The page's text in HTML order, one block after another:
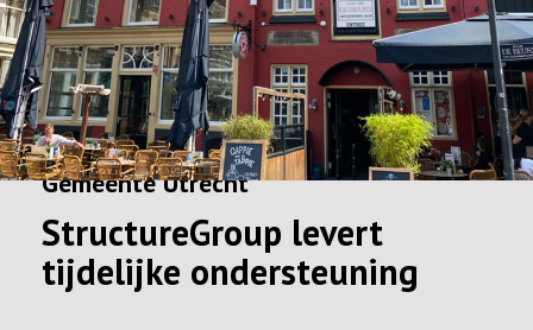
Gemeente Utrecht
StructureGroup levert
tijdelijke ondersteuning